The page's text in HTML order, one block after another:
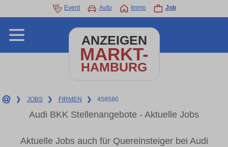
Event Auto Immo Job
ANZEIGEN
MARKT-
HAMBURG
❯ JOBS ❯ FIRMEN ❯ 458580
Audi BKK Stellenangebote - Aktuelle Jobs
Aktuelle Jobs auch für Quereinsteiger bei Audi